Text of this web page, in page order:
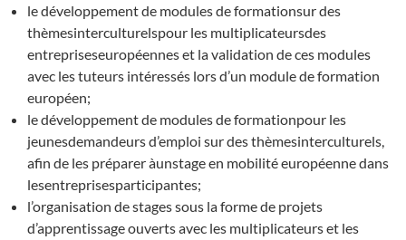
le développement de modules de formationsur des
thèmesinterculturelspour les multiplicateursdes
entrepriseseuropéennes et la validation de ces modules
avec les tuteurs intéressés lors d’un module de formation
européen;
le développement de modules de formationpour les
jeunesdemandeurs d’emploi sur des thèmesinterculturels,
afin de les préparer àunstage en mobilité européenne dans
lesentreprisesparticipantes;
l’organisation de stages sous la forme de projets
d’apprentissage ouverts avec les multiplicateurs et les